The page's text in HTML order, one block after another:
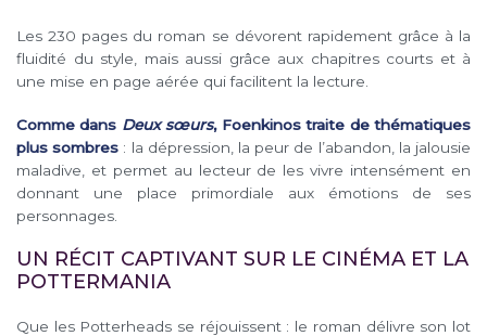
Les 230 pages du roman se dévorent rapidement grâce à la
fluidité du style, mais aussi grâce aux chapitres courts et à
une mise en page aérée qui facilitent la lecture.
Comme dans Deux sœurs, Foenkinos traite de thématiques
plus sombres : la dépression, la peur de l’abandon, la jalousie
maladive, et permet au lecteur de les vivre intensément en
donnant une place primordiale aux émotions de ses
personnages.
UN RÉCIT CAPTIVANT SUR LE CINÉMA ET LA
POTTERMANIA
Que les Potterheads se réjouissent : le roman délivre son lot